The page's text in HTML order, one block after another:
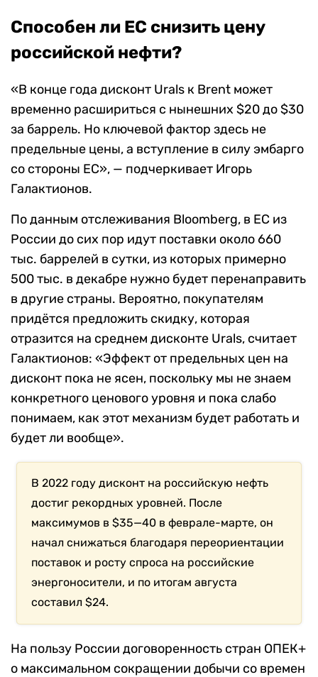
Способен ли ЕС снизить цену
российской нефти?
«В конце года дисконт Urals к Brent может
временно расшириться с нынешних $20 до $30
за баррель. Но ключевой фактор здесь не
предельные цены, а вступление в силу эмбарго
со стороны ЕС», — подчеркивает Игорь
Галактионов.
По данным отслеживания Bloomberg, в ЕС из
России до сих пор идут поставки около 660
тыс. баррелей в сутки, из которых примерно
500 тыс. в декабре нужно будет перенаправить
в другие страны. Вероятно, покупателям
придётся предложить скидку, которая
отразится на среднем дисконте Urals, считает
Галактионов: «Эффект от предельных цен на
дисконт пока не ясен, поскольку мы не знаем
конкретного ценового уровня и пока слабо
понимаем, как этот механизм будет работать и
будет ли вообще».
В 2022 году дисконт на российскую нефть
достиг рекордных уровней. После
максимумов в $35—40 в феврале-марте, он
начал снижаться благодаря переориентации
поставок и росту спроса на российские
энергоносители, и по итогам августа
составил $24.
На пользу России договоренность стран ОПЕК+
о максимальном сокращении добычи со времен